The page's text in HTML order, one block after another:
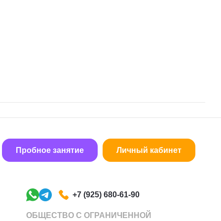
Пробное занятие Личный кабинет
+7 (925) 680-61-90
ОБЩЕСТВО С ОГРАНИЧЕННОЙ